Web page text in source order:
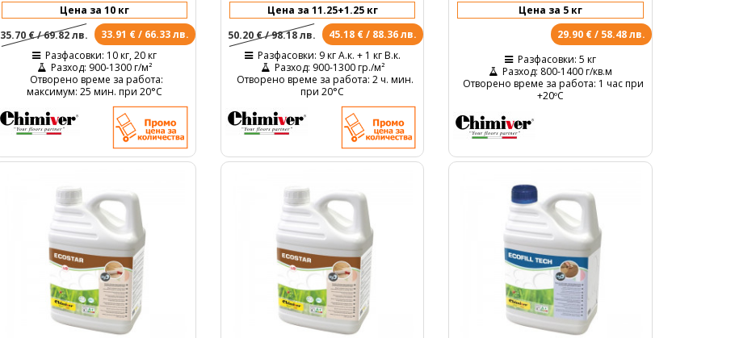
35.70 € / 69.82 лв.
33.91 € / 66.33 лв.
Разфасовки: 10 кг, 20 кг
Разход: 900-1300 г/м²
Отворено време за работа:
максимум: 25 мин. при 20°C
50.20 € / 98.18 лв.
45.18 € / 88.36 лв.
Разфасовки: 9 кг A.к. + 1 кг B.к.
Разход: 900-1300 гр./м²
Отворено време за работа: 2 ч. мин.
при 20°C
29.90 € / 58.48 лв.
Разфасовки: 5 кг
Разход: 800-1400 г/кв.м
Отворено време за работа: 1 час при
+20ºС